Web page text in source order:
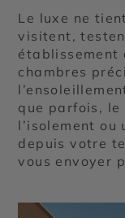
Le luxe ne
visitent,
établissement
chambres
que parfois, le
l’isolement ou
depuis votre
vous envoyer